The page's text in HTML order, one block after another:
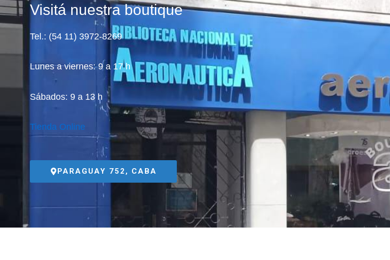
Visitá nuestra boutique
Tel.: (54 11) 3972-8269
Lunes a viernes: 9 a 17 h
Sábados: 9 a 13 h
Tienda Online
PARAGUAY 752, CABA